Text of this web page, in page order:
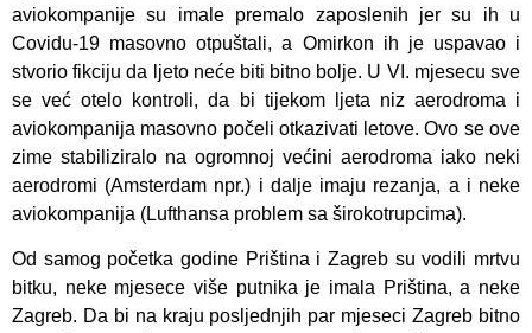
aviokompanije su imale premalo zaposlenih jer su ih u
Covidu-19 masovno otpuštali, a Omirkon ih je uspavao i
stvorio fikciju da ljeto neće biti bitno bolje. U VI. mjesecu sve
se već otelo kontroli, da bi tijekom ljeta niz aerodroma i
aviokompanija masovno počeli otkazivati letove. Ovo se ove
zime stabiliziralo na ogromnoj većini aerodroma iako neki
aerodromi (Amsterdam npr.) i dalje imaju rezanja, a i neke
aviokompanija (Lufthansa problem sa širokotrupcima).
Od samog početka godine Priština i Zagreb su vodili mrtvu
bitku, neke mjesece više putnika je imala Priština, a neke
Zagreb. Da bi na kraju posljednjih par mjeseci Zagreb bitno